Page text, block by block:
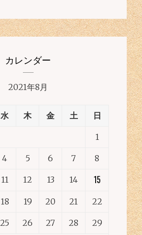
カレンダー
2021年8月
水 木 金 土 日
1
4 5 6 7 8
11 12 13 14 15
18 19 20 21 22
25 26 27 28 29